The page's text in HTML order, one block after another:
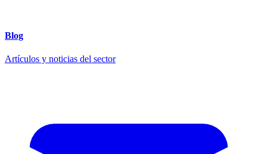
Blog
Artículos y noticias del sector